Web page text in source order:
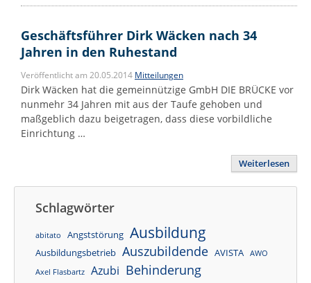
Geschäftsführer Dirk Wäcken nach 34
Jahren in den Ruhestand
Veröffentlicht am 20.05.2014 Mitteilungen
Dirk Wäcken hat die gemeinnützige GmbH DIE BRÜCKE vor
nunmehr 34 Jahren mit aus der Taufe gehoben und
maßgeblich dazu beigetragen, dass diese vorbildliche
Einrichtung …
Weiterlesen
Schlagwörter
abitato Angststörung Ausbildung
Ausbildungsbetrieb Auszubildende AVISTA
AWO
Axel Flasbartz
Azubi Behinderung